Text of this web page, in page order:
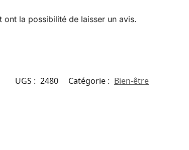
ont la possibilité de laisser un avis.
UGS : 2480 Catégorie : Bien-être